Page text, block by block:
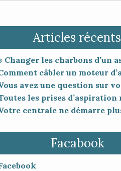
Articles récents
Facabook